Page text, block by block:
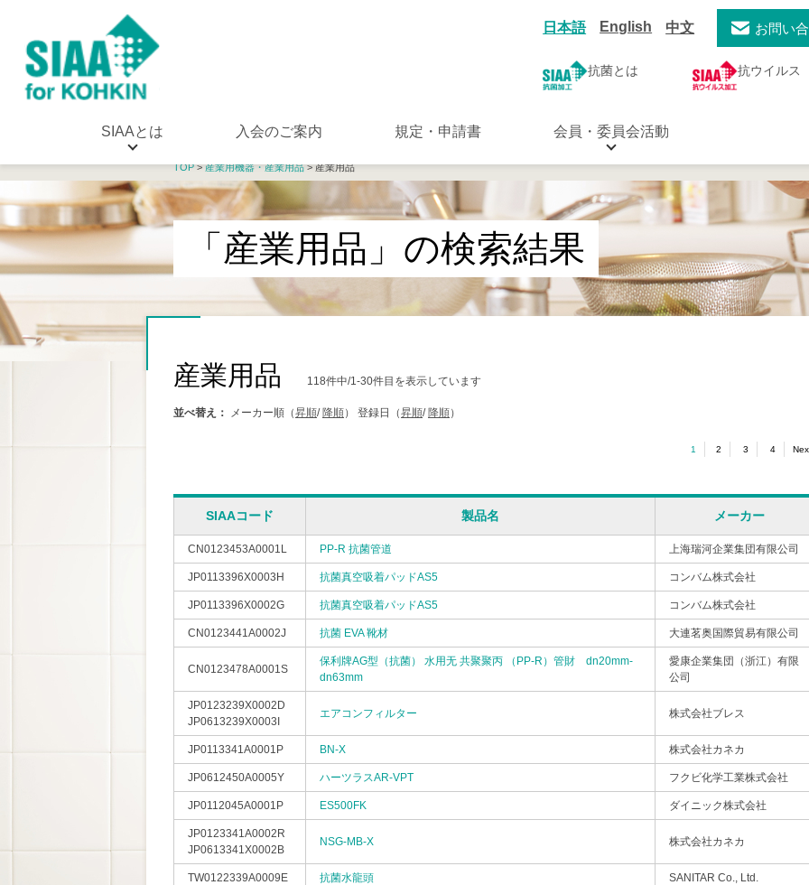
日本語 English 中文 お問い
抗菌とは 抗ウイルス
SIAAとは 入会のご案内 規定・申請書 会員・委員会活動
TOP>産業用機器・産業用品> 産業用品
「産業用品」の検索結果
産業用品 118件中/1-30件目を表示しています
並べ替え： メーカー順（昇順/ 降順） 登録日（昇順/ 降順）
1 2 3 4
SIAAコード 製品名 メーカー
CN0123453A0001L PP-R 抗菌管道 上海瑞河企業集団有限公司
JP0113396X0003H 抗菌真空吸着パッドAS5 コンバム株式会社
JP0113396X0002G 抗菌真空吸着パッドAS5 コンバム株式会社
CN0123441A0002J 抗菌 EVA 靴材 大連茗奥国際貿易有限公司
CN0123478A0001S
保利牌AG型（抗菌） 水用无 共聚聚丙 （PP-R）管財 dn20mm-
dn63mm
愛康企業集団（浙江）有限
公司
JP0123239X0002D
JP0613239X0003I
エアコンフィルター 株式会社ブレス
JP0113341A0001P BN-X 株式会社カネカ
JP0612450A0005Y ハーツラスAR-VPT フクビ化学工業株式会社
JP0112045A0001P ES500FK ダイニック株式会社
JP0123341A0002R
JP0613341X0002B
NSG-MB-X 株式会社カネカ
TW0122339A0009E 抗菌水龍頭 SANITAR Co., Ltd.